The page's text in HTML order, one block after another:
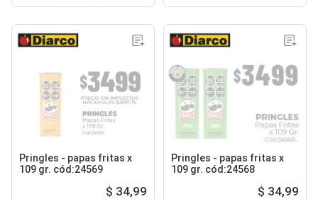
Pringles - papas fritas x
109 gr. cód:24569
$ 34,99
Pringles - papas fritas x
109 gr. cód:24568
$ 34,99